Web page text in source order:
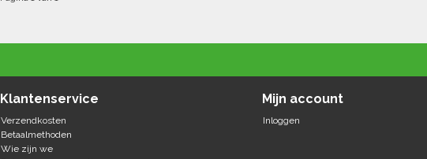
Klantenservice
Verzendkosten
Betaalmethoden
Wie zijn we
Mijn account
Inloggen